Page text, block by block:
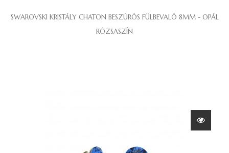
SWAROVSKI KRISTÁLY CHATON BESZÚRÓS FÜLBEVALÓ 8MM - OPÁL
RÓZSASZÍN